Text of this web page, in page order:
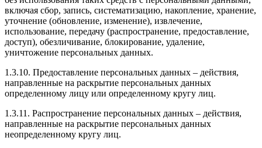
включая сбор, запись, систематизацию, накопление, хранение,
уточнение (обновление, изменение), извлечение,
использование, передачу (распространение, предоставление,
доступ), обезличивание, блокирование, удаление,
уничтожение персональных данных.
1.3.10. Предоставление персональных данных – действия,
направленные на раскрытие персональных данных
определенному лицу или определенному кругу лиц.
1.3.11. Распространение персональных данных – действия,
направленные на раскрытие персональных данных
неопределенному кругу лиц.